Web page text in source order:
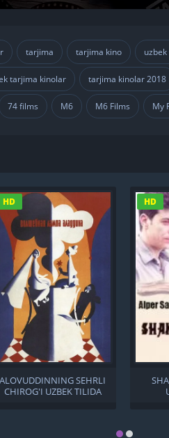
tarjima tarjima kino
tarjima kinolar tarjima kinolar 2018
74 films M6 M6 Films My
HD
ALOVUDDINNING SEHRLI
CHIROG'I UZBEK TILIDA
HD